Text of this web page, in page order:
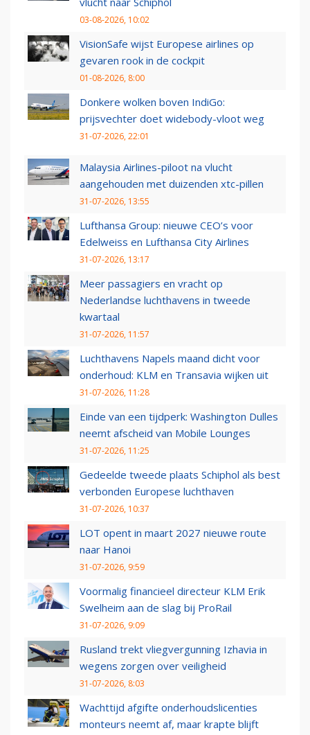
03-08-2026, 10:02
VisionSafe wijst Europese airlines op
gevaren rook in de cockpit
01-08-2026, 8:00
Donkere wolken boven IndiGo:
prijsvechter doet widebody-vloot weg
31-07-2026, 22:01
Malaysia Airlines-piloot na vlucht
aangehouden met duizenden xtc-pillen
31-07-2026, 13:55
Lufthansa Group: nieuwe CEO’s voor
Edelweiss en Lufthansa City Airlines
31-07-2026, 13:17
Meer passagiers en vracht op
Nederlandse luchthavens in tweede
kwartaal
31-07-2026, 11:57
Luchthavens Napels maand dicht voor
onderhoud: KLM en Transavia wijken uit
31-07-2026, 11:28
Einde van een tijdperk: Washington Dulles
neemt afscheid van Mobile Lounges
31-07-2026, 11:25
Gedeelde tweede plaats Schiphol als best
verbonden Europese luchthaven
31-07-2026, 10:37
LOT opent in maart 2027 nieuwe route
naar Hanoi
31-07-2026, 9:59
Voormalig financieel directeur KLM Erik
Swelheim aan de slag bij ProRail
31-07-2026, 9:09
Rusland trekt vliegvergunning Izhavia in
wegens zorgen over veiligheid
31-07-2026, 8:03
Wachttijd afgifte onderhoudslicenties
monteurs neemt af, maar krapte blijft